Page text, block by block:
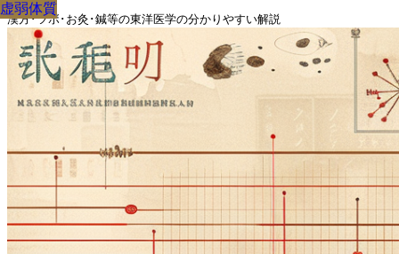
漢方･ツボ･お灸･鍼等の東洋医学の分かりやすい解説
虚弱体質
虚弱体質
虚弱体質
虚弱体質
虚弱体質
虚弱体質
虚弱体質
虚弱体質
虚弱体質